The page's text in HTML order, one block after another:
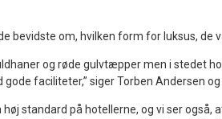
bevidste om, hvilken form for luksus, de
og røde gulvtæpper men i stedet
faciliteter,” siger Torben Andersen
høj standard på hotellerne, og vi ser også,